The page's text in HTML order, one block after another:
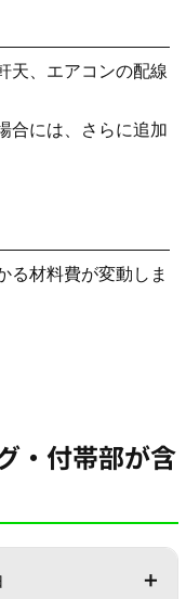
天、エアコンの配線
合には、さらに追加
る材料費が変動しま
・付帯部が含